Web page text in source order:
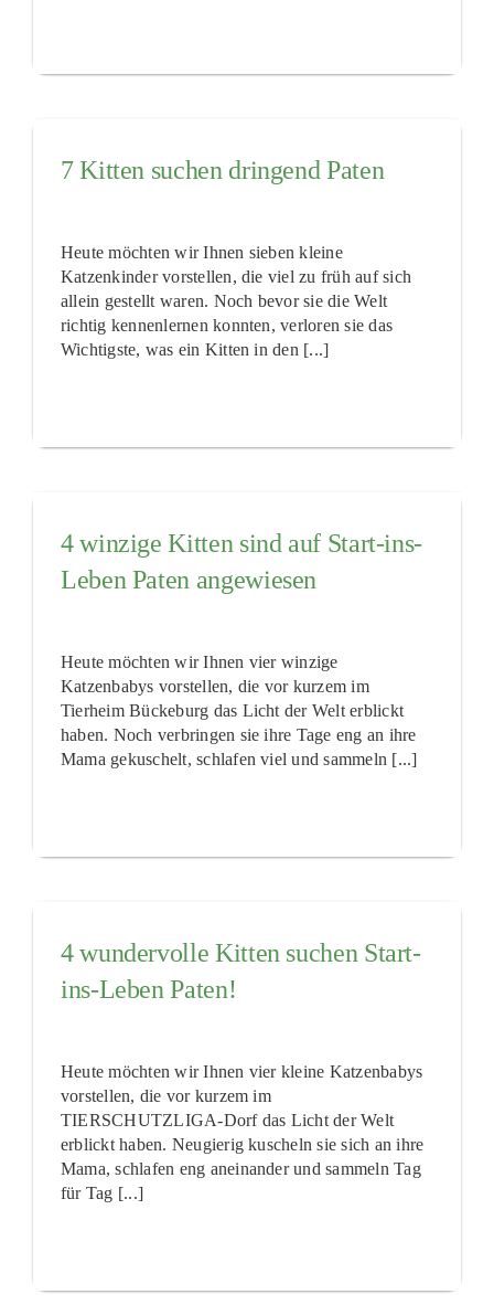
7 Kitten suchen dringend Paten
Heute möchten wir Ihnen sieben kleine
Katzenkinder vorstellen, die viel zu früh auf sich
allein gestellt waren. Noch bevor sie die Welt
richtig kennenlernen konnten, verloren sie das
Wichtigste, was ein Kitten in den [...]
4 winzige Kitten sind auf Start-ins-
Leben Paten angewiesen
Heute möchten wir Ihnen vier winzige
Katzenbabys vorstellen, die vor kurzem im
Tierheim Bückeburg das Licht der Welt erblickt
haben. Noch verbringen sie ihre Tage eng an ihre
Mama gekuschelt, schlafen viel und sammeln [...]
4 wundervolle Kitten suchen Start-
ins-Leben Paten!
Heute möchten wir Ihnen vier kleine Katzenbabys
vorstellen, die vor kurzem im
TIERSCHUTZLIGA-Dorf das Licht der Welt
erblickt haben. Neugierig kuscheln sie sich an ihre
Mama, schlafen eng aneinander und sammeln Tag
für Tag [...]